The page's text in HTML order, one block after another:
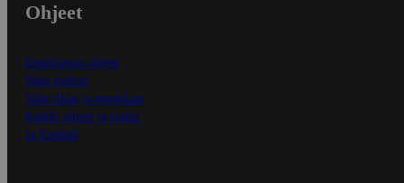
Ohjeet
Ensitilaajan ohjeet
Näin maksat
Näin tilaat ja muokkaat
Kaikki ohjeet ja vinkit
In English